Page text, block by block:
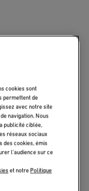
de
des
et
des
cookies sont
permettent de
avec notre site
navigation. Nous
publicité ciblée,
réseaux sociaux
des cookies, émis
l’audience sur ce
et notre Politique